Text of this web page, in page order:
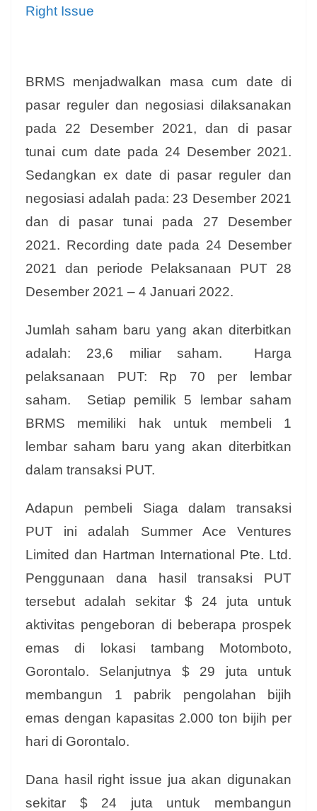
Right Issue
BRMS menjadwalkan masa cum date di
pasar reguler dan negosiasi dilaksanakan
pada 22 Desember 2021, dan di pasar
tunai cum date pada 24 Desember 2021.
Sedangkan ex date di pasar reguler dan
negosiasi adalah pada: 23 Desember 2021
dan di pasar tunai pada 27 Desember
2021. Recording date pada 24 Desember
2021 dan periode Pelaksanaan PUT 28
Desember 2021 – 4 Januari 2022.
Jumlah saham baru yang akan diterbitkan
adalah: 23,6 miliar saham. Harga
pelaksanaan PUT: Rp 70 per lembar
saham. Setiap pemilik 5 lembar saham
BRMS memiliki hak untuk membeli 1
lembar saham baru yang akan diterbitkan
dalam transaksi PUT.
Adapun pembeli Siaga dalam transaksi
PUT ini adalah Summer Ace Ventures
Limited dan Hartman International Pte. Ltd.
Penggunaan dana hasil transaksi PUT
tersebut adalah sekitar $ 24 juta untuk
aktivitas pengeboran di beberapa prospek
emas di lokasi tambang Motomboto,
Gorontalo. Selanjutnya $ 29 juta untuk
membangun 1 pabrik pengolahan bijih
emas dengan kapasitas 2.000 ton bijih per
hari di Gorontalo.
Dana hasil right issue jua akan digunakan
sekitar $ 24 juta untuk membangun